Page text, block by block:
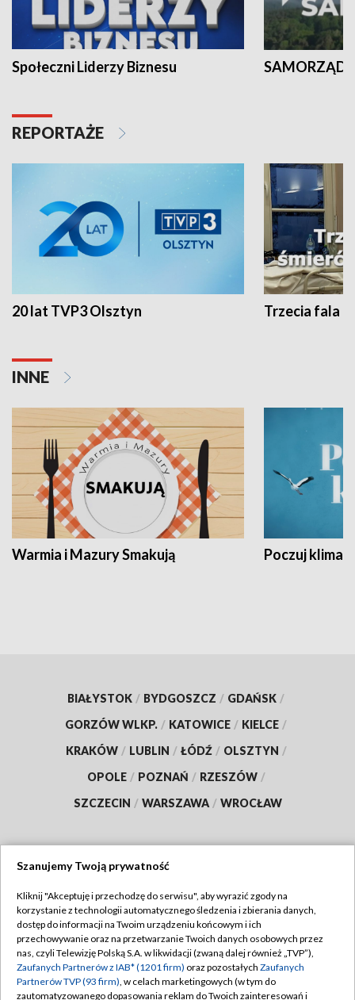
Społeczni Liderzy Biznesu SAMORZĄD
REPORTAŻE
20 lat TVP3 Olsztyn Trzecia fala -
INNE
Warmia i Mazury Smakują Poczuj klimat
BIAŁYSTOK / BYDGOSZCZ / GDAŃSK /
GORZÓW WLKP. / KATOWICE / KIELCE /
KRAKÓW / LUBLIN / ŁÓDŹ / OLSZTYN /
OPOLE / POZNAŃ / RZESZÓW /
SZCZECIN / WARSZAWA / WROCŁAW
TVP
Abonament TVP
Emisja w TVP
Centrum informacji TVP
Regulamin TVP
Polityka prywatności
Moje zgody
Szanujemy Twoją prywatność
Kliknij "Akceptuję i przechodzę do serwisu", aby wyrazić zgody na
korzystanie z technologii automatycznego śledzenia i zbierania danych,
dostęp do informacji na Twoim urządzeniu końcowym i ich
przechowywanie oraz na przetwarzanie Twoich danych osobowych przez
nas, czyli Telewizję Polską S.A. w likwidacji (zwaną dalej również „TVP”),
Zaufanych Partnerów z IAB* (1201 firm) oraz pozostałych Zaufanych
Partnerów TVP (93 firm), w celach marketingowych (w tym do
zautomatyzowanego dopasowania reklam do Twoich zainteresowań i